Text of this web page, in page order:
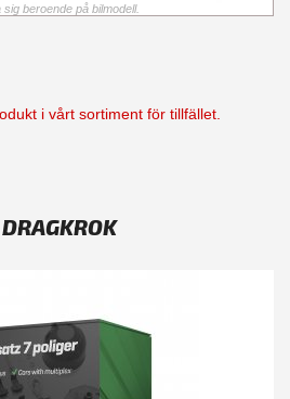
beroende på bilmodell.
i vårt sortiment för tillfället.